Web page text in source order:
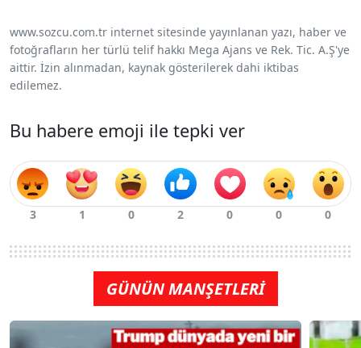
www.sozcu.com.tr internet sitesinde yayınlanan yazı, haber ve
fotoğrafların her türlü telif hakkı Mega Ajans ve Rek. Tic. A.Ş'ye
aittir. İzin alınmadan, kaynak gösterilerek dahi iktibas
edilemez.
Bu habere emoji ile tepki ver
GÜNÜN MANŞETLERİ